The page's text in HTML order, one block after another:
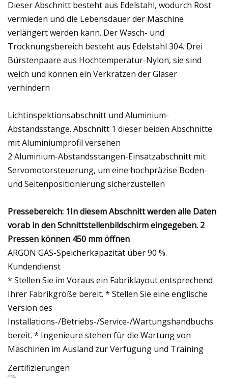
Dieser Abschnitt besteht aus Edelstahl, wodurch Rost
vermieden und die Lebensdauer der Maschine
verlängert werden kann. Der Wasch- und
Trocknungsbereich besteht aus Edelstahl 304. Drei
Bürstenpaare aus Hochtemperatur-Nylon, sie sind
weich und können ein Verkratzen der Gläser
verhindern
Lichtinspektionsabschnitt und Aluminium-
Abstandsstange. Abschnitt 1 dieser beiden Abschnitte
mit Aluminiumprofil versehen
2 Aluminium-Abstandsstangen-Einsatzabschnitt mit
Servomotorsteuerung, um eine hochpräzise Boden-
und Seitenpositionierung sicherzustellen
Pressebereich: 1In diesem Abschnitt werden alle Daten
vorab in den Schnittstellenbildschirm eingegeben. 2
Pressen können 450 mm öffnen
ARGON GAS-Speicherkapazität über 90 %.
Kundendienst
* Stellen Sie im Voraus ein Fabriklayout entsprechend
Ihrer Fabrikgröße bereit. * Stellen Sie eine englische
Version des
Installations-/Betriebs-/Service-/Wartungshandbuchs
bereit. * Ingenieure stehen für die Wartung von
Maschinen im Ausland zur Verfügung und Training
Zertifizierungen